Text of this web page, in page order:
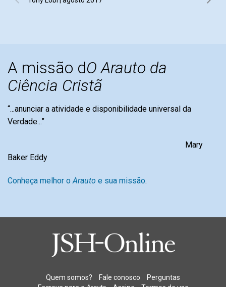
A missão dO Arauto da
Ciência Cristã
“...anunciar a atividade e disponibilidade universal da
Verdade...”
Mary
Baker Eddy
Conheça melhor o Arauto e sua missão.
Quem somos? Fale conosco
Perguntas